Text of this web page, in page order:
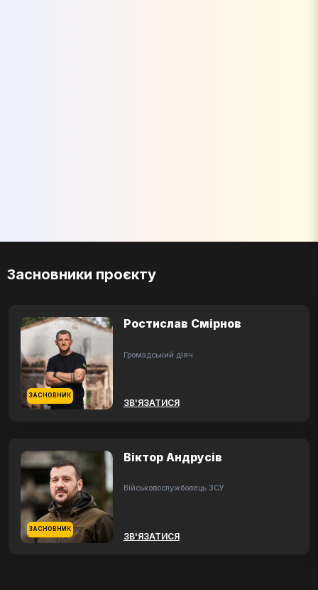
Засновники проєкту
ЗАСНОВНИК
Ростислав Смірнов
Громадський діяч
ЗВ'ЯЗАТИСЯ
ЗАСНОВНИК
Віктор Андрусів
Військовослужбовець ЗСУ
ЗВ'ЯЗАТИСЯ